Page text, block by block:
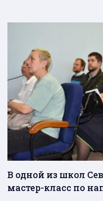
В одной из школ
мастер-класс по